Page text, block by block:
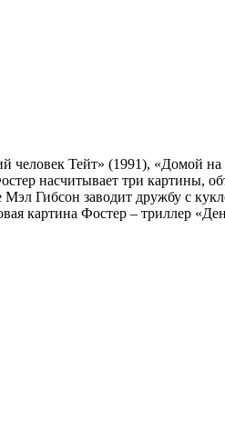
Тейт» (1991), «Домой на
насчитывает три картины,
Гибсон заводит дружбу с
картина Фостер – триллер